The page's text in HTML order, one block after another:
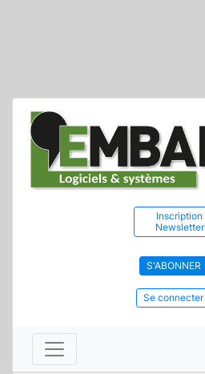
Inscription
Newsletter
S'ABONNER
Se connecter